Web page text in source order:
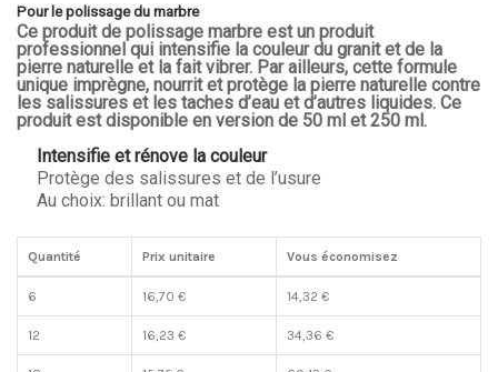
Pour le polissage du marbre
Ce produit de polissage marbre est un produit
professionnel qui intensifie la couleur du granit et de la
pierre naturelle et la fait vibrer. Par ailleurs, cette formule
unique imprègne, nourrit et protège la pierre naturelle contre
les salissures et les taches d’eau et d’autres liquides. Ce
produit est disponible en version de 50 ml et 250 ml.
Intensifie et rénove la couleur
Protège des salissures et de l’usure
Au choix: brillant ou mat
Quantité Prix unitaire Vous économisez
6 16,70 € 14,32 €
12 16,23 € 34,36 €